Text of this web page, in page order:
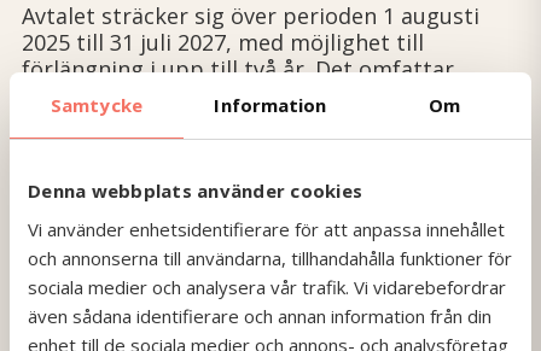
Samtycke Information Om
Denna webbplats använder cookies
Vi använder enhetsidentifierare för att anpassa innehållet
och annonserna till användarna, tillhandahålla funktioner för
sociala medier och analysera vår trafik. Vi vidarebefordrar
även sådana identifierare och annan information från din
enhet till de sociala medier och annons- och analysföretag
Avtalet sträcker sig över perioden 1 augusti
2025 till 31 juli 2027, med möjlighet till
förlängning i upp till två år. Det omfattar
busstransporter för bland annat skolutflykter,
simundervisning och kulturaktiviteter
(Kulturbussen). Samtliga förvaltningar inom
att avropa från avtalet.
–”Malmö stads uppdrag kräver noggrann
logistik och en välfungerande samordning. Vi
har ett engagerat team som hanterar allt från
administration och kundservice till utförandet på